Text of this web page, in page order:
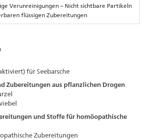
Verunreinigungen – Nicht sichtbare Partikeln
flüssigen Zubereitungen
für Seebarsche
Zubereitungen aus pflanzlichen Drogen
und Stoffe für homöopathische
Zubereitungen